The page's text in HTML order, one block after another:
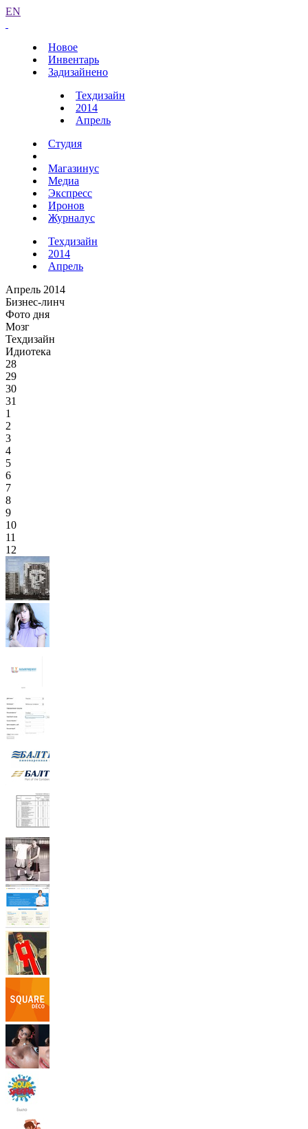
EN
Новое
Инвентарь
Задизайнено
Техдизайн
2014
Апрель
Студия
Магазинус
Медиа
Экспресс
Иронов
Журналус
Техдизайн
2014
Апрель
Апрель 2014
Бизнес-линч
Фото дня
Мозг
Техдизайн
Идиотека
28
29
30
31
1
2
3
4
5
6
7
8
9
10
11
12